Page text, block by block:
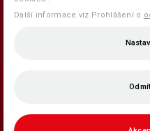
Další informace viz Prohlášení o